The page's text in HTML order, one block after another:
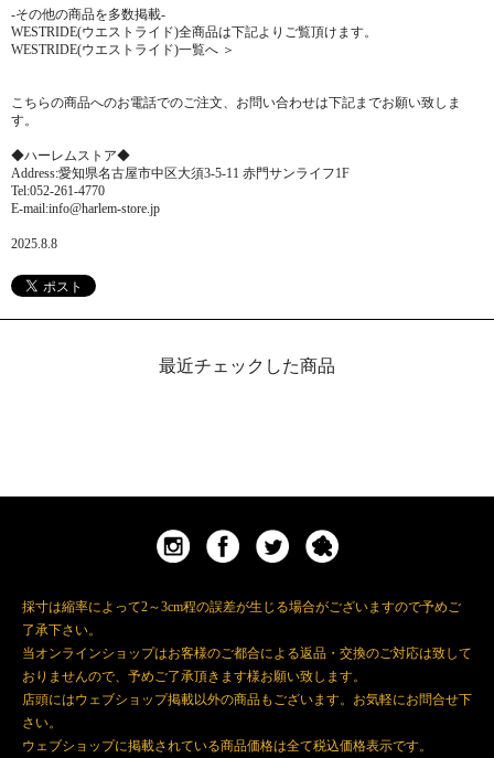
-その他の商品を多数掲載-
WESTRIDE(ウエストライド)全商品は下記よりご覧頂けます。
WESTRIDE(ウエストライド)一覧へ ＞
こちらの商品へのお電話でのご注文、お問い合わせは下記までお願い致しま
す。
◆ハーレムストア◆
Address:愛知県名古屋市中区大須3-5-11 赤門サンライフ1F
Tel:052-261-4770
E-mail:info@harlem-store.jp
2025.8.8
最近チェックした商品
採寸は縮率によって2～3cm程の誤差が生じる場合がございますので予めご
了承下さい。
当オンラインショップはお客様のご都合による返品・交換のご対応は致して
おりませんので、予めご了承頂きます様お願い致します。
店頭にはウェブショップ掲載以外の商品もございます。お気軽にお問合せ下
さい。
ウェブショップに掲載されている商品価格は全て税込価格表示です。